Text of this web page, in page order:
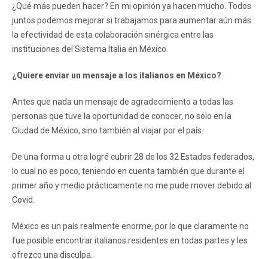
¿Qué más pueden hacer? En mi opinión ya hacen mucho. Todos
juntos podemos mejorar si trabajamos para aumentar aún más
la efectividad de esta colaboración sinérgica entre las
instituciones del Sistema Italia en México.
¿Quiere enviar un mensaje a los italianos en México?
Antes que nada un mensaje de agradecimiento a todas las
personas que tuve la oportunidad de conocer, no sólo en la
Ciudad de México, sino también al viajar por el país.
De una forma u otra logré cubrir 28 de los 32 Estados federados,
lo cual no es poco, teniendo en cuenta también que durante el
primer año y medio prácticamente no me pude mover debido al
Covid.
México es un país realmente enorme, por lo que claramente no
fue posible encontrar italianos residentes en todas partes y les
ofrezco una disculpa.